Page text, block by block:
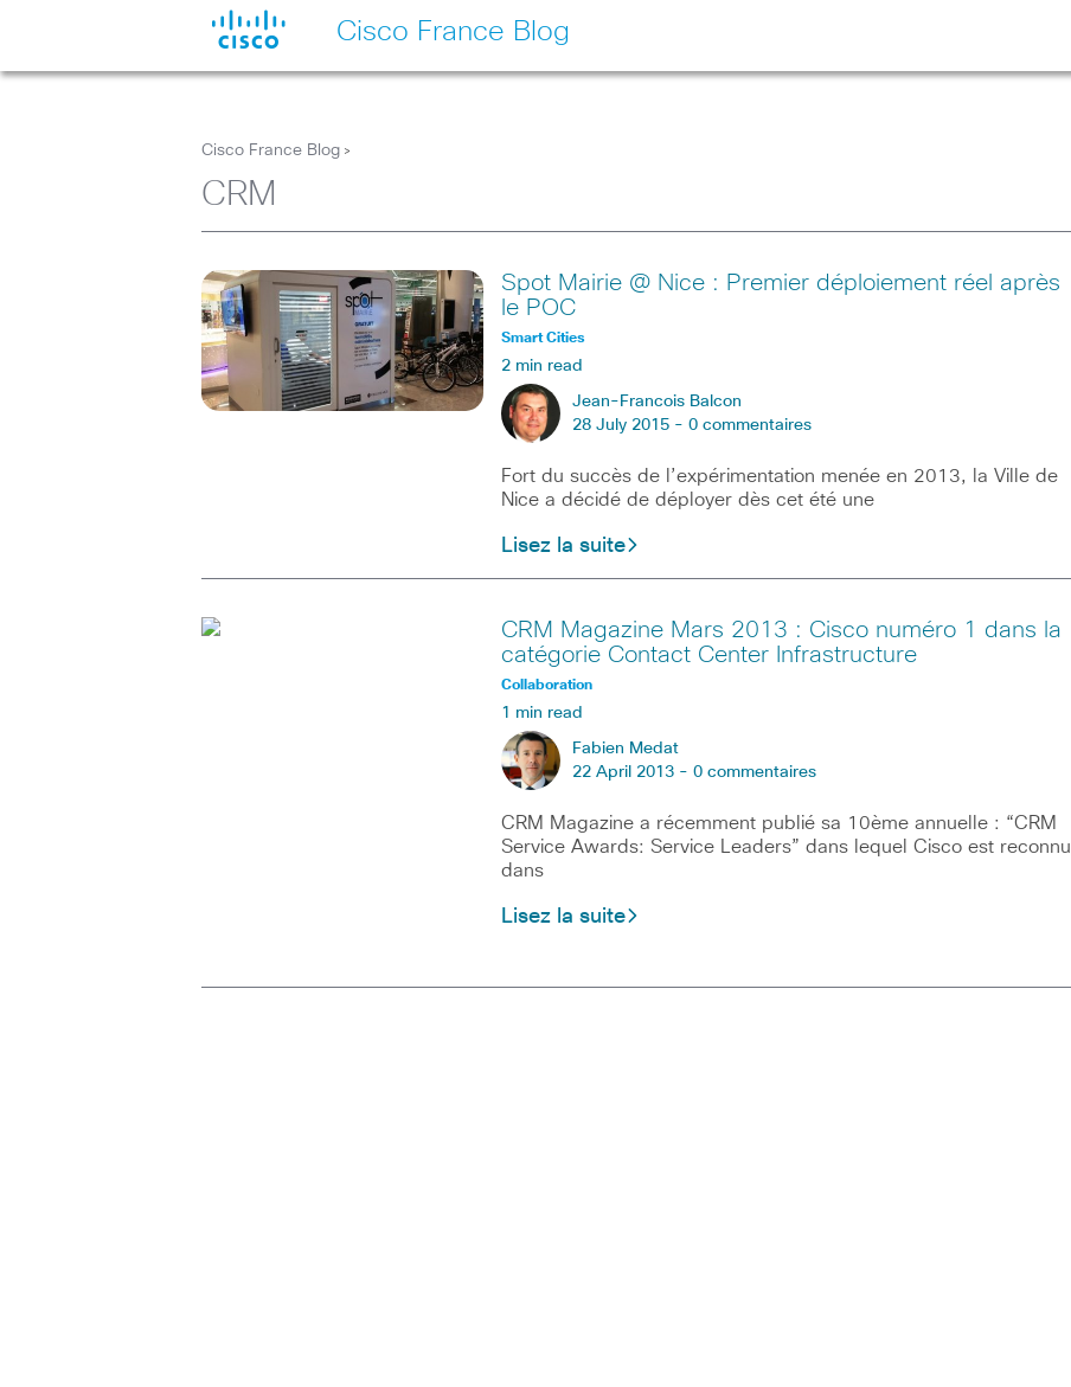
Cisco France Blog
Cisco France Blog >
CRM
Spot Mairie @ Nice : Premier déploiement réel après
le POC
Smart Cities
2 min read
Jean-Francois Balcon
28 July 2015 - 0 commentaires
Fort du succès de l’expérimentation menée en 2013, la Ville de
Nice a décidé de déployer dès cet été une
Lisez la suite
CRM Magazine Mars 2013 : Cisco numéro 1 dans la
catégorie Contact Center Infrastructure
Collaboration
1 min read
Fabien Medat
22 April 2013 - 0 commentaires
CRM Magazine a récemment publié sa 10ème annuelle : “CRM
Service Awards: Service Leaders” dans lequel Cisco est reconnu
dans
Lisez la suite